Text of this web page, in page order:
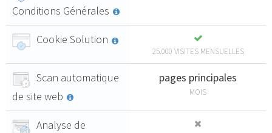
Conditions Générales
Cookie Solution
25.000 VISITES MENSUELLES
Scan automatique
de site web
pages principales
MOIS
Analyse de